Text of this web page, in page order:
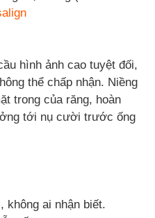
hình ảnh cao tuyệt đối,
thể chấp nhận. Niềng
trong của răng, hoàn
tới nụ cười trước ống
không ai nhận biết.